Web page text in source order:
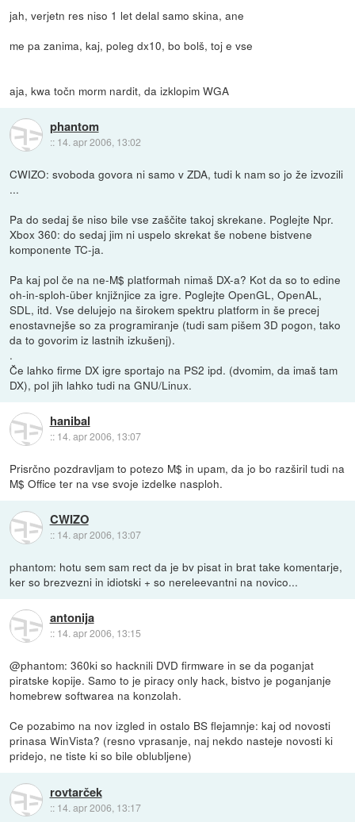
jah, verjetn res niso 1 let delal samo skina, ane
me pa zanima, kaj, poleg dx10, bo bolš, toj e vse
aja, kwa točn morm nardit, da izklopim WGA
phantom
:: 14. apr 2006, 13:02
CWIZO: svoboda govora ni samo v ZDA, tudi k nam so jo že izvozili
...
Pa do sedaj še niso bile vse zaščite takoj skrekane. Poglejte Npr.
Xbox 360: do sedaj jim ni uspelo skrekat še nobene bistvene
komponente TC-ja.
Pa kaj pol če na ne-M$ platformah nimaš DX-a? Kot da so to edine
oh-in-sploh-über knjižnjice za igre. Poglejte OpenGL, OpenAL,
SDL, itd. Vse delujejo na širokem spektru platform in še precej
enostavnejše so za programiranje (tudi sam pišem 3D pogon, tako
da to govorim iz lastnih izkušenj).
.
Če lahko firme DX igre sportajo na PS2 ipd. (dvomim, da imaš tam
DX), pol jih lahko tudi na GNU/Linux.
hanibal
:: 14. apr 2006, 13:07
Prisrčno pozdravljam to potezo M$ in upam, da jo bo razširil tudi na
M$ Office ter na vse svoje izdelke nasploh.
CWIZO
:: 14. apr 2006, 13:07
phantom: hotu sem sam rect da je bv pisat in brat take komentarje,
ker so brezvezni in idiotski + so nereleevantni na novico...
antonija
:: 14. apr 2006, 13:15
@phantom: 360ki so hacknili DVD firmware in se da poganjat
piratske kopije. Samo to je piracy only hack, bistvo je poganjanje
homebrew softwarea na konzolah.
Ce pozabimo na nov izgled in ostalo BS flejamnje: kaj od novosti
prinasa WinVista? (resno vprasanje, naj nekdo nasteje novosti ki
pridejo, ne tiste ki so bile oblubljene)
rovtarček
:: 14. apr 2006, 13:17